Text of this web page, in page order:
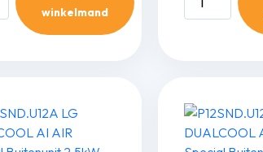
winkelmand
LG
DUALCOOL
Buitenunit
5,0kW